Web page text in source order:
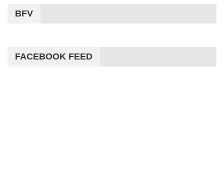
BFV
FACEBOOK FEED